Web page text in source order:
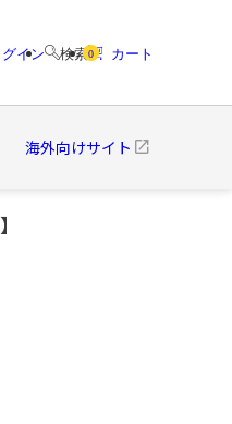
グイン 検索 0 カート
海外向けサイト